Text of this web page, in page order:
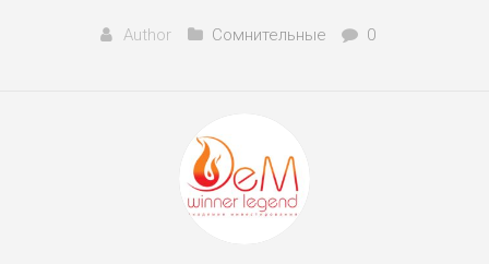
Author Сомнительные 0